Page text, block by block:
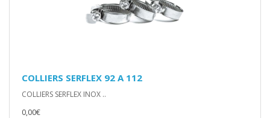
COLLIERS SERFLEX 92 A 112
COLLIERS SERFLEX INOX ..
0,00€